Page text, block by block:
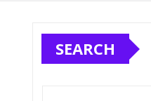
SEARCH